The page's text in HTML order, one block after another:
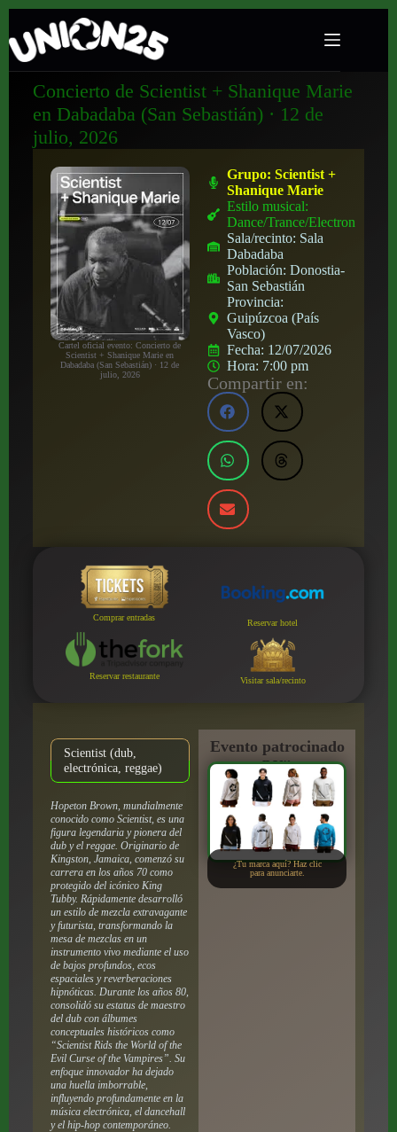
Concierto de Scientist + Shanique Marie
en Dabadaba (San Sebastián) · 12 de
julio, 2026
Cartel oficial evento: Concierto de
Scientist + Shanique Marie en
Dabadaba (San Sebastián) · 12 de
julio, 2026
Grupo:Scientist +
Shanique Marie
Estilo musical:
Dance/Trance/Electronica
Sala/recinto: Sala
Dabadaba
Población:Donostia-
San Sebastián
Provincia:
Guipúzcoa (País
Vasco)
Fecha: 12/07/2026
Hora: 7:00 pm
Compartir en:
Comprar entradas
Reservar hotel
Reservar restaurante Visitar sala/recinto
Scientist (dub,
electrónica, reggae)
Hopeton Brown, mundialmente
conocido como Scientist, es una
figura legendaria y pionera del
dub y el reggae. Originario de
Kingston, Jamaica, comenzó su
carrera en los años 70 como
protegido del icónico King
Tubby. Rápidamente desarrolló
un estilo de mezcla extravagante
y futurista, transformando la
mesa de mezclas en un
instrumento vivo mediante el uso
de bajos profundos, ecos
espaciales y reverberaciones
hipnóticas. Durante los años 80,
consolidó su estatus de maestro
del dub con álbumes
conceptuales históricos como
“Scientist Rids the World of the
Evil Curse of the Vampires”. Su
enfoque innovador ha dejado
una huella imborrable,
influyendo profundamente en la
música electrónica, el dancehall
y el hip-hop contemporáneo.
Evento patrocinado
por:
¿Tu marca aquí? Haz clic
para anunciarte.